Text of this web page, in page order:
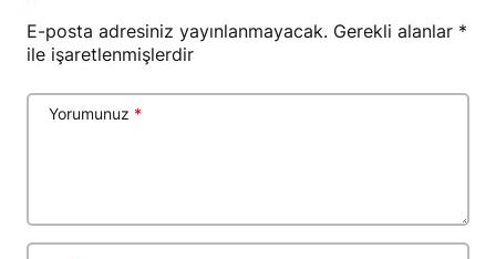
E-posta adresiniz yayınlanmayacak. Gerekli alanlar *
ile işaretlenmişlerdir
Yorumunuz *